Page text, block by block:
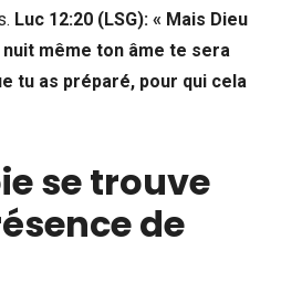
Luc 12:20 (LSG): « Mais Dieu
même ton âme te sera
tu as préparé, pour qui cela
se trouve
de